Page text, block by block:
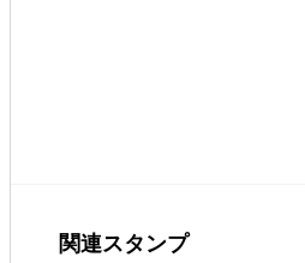
関連スタンプ